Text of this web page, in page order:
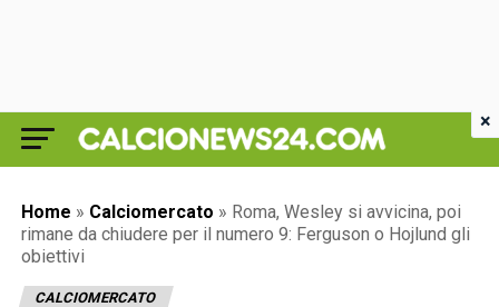
Home » Calciomercato » Roma, Wesley si avvicina, poi
rimane da chiudere per il numero 9: Ferguson o Hojlund gli
obiettivi
CALCIOMERCATO
×